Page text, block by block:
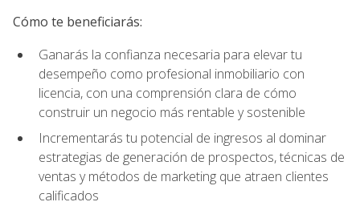
Cómo te beneficiarás:
Ganarás la confianza necesaria para elevar tu
desempeño como profesional inmobiliario con
licencia, con una comprensión clara de cómo
construir un negocio más rentable y sostenible
Incrementarás tu potencial de ingresos al dominar
estrategias de generación de prospectos, técnicas de
ventas y métodos de marketing que atraen clientes
calificados